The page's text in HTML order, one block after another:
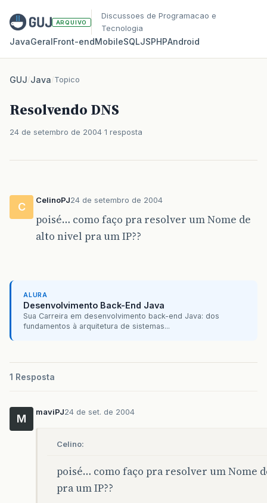
ARQUIVO
Discussoes de Programacao e
Tecnologia
JavaGeralFront‑endMobileSQLJSPHPAndroid
GUJ/Java/Topico
Resolvendo DNS
24 de setembro de 2004 1 resposta
C
CelinoPJ24 de setembro de 2004
poisé… como faço pra resolver um Nome de
alto nivel pra um IP??
ALURA
Desenvolvimento Back-End Java
Sua Carreira em desenvolvimento back-end Java: dos
fundamentos à arquitetura de sistemas...
1 Resposta
M
maviPJ24 de set. de 2004
Celino:
poisé… como faço pra resolver um Nome
pra um IP??